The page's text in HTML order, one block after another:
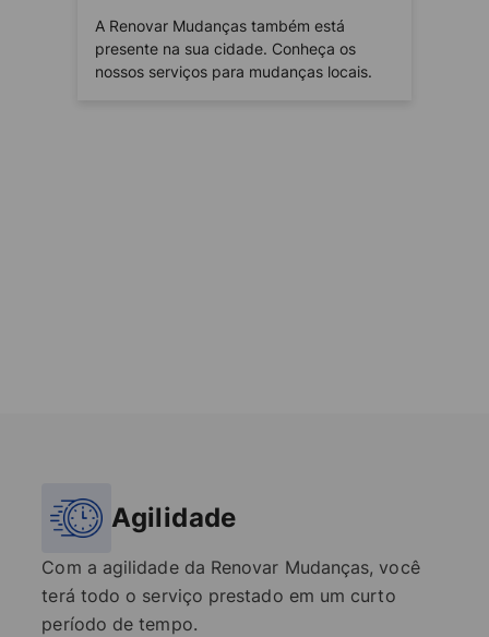
A Renovar Mudanças também está
presente na sua cidade. Conheça os
nossos serviços para mudanças locais.
Agilidade
Com a agilidade da Renovar Mudanças, você
terá todo o serviço prestado em um curto
período de tempo.